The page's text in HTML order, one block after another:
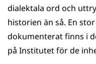
dialektala ord och
historien än så. En
dokumenterat finns i
på Institutet för de